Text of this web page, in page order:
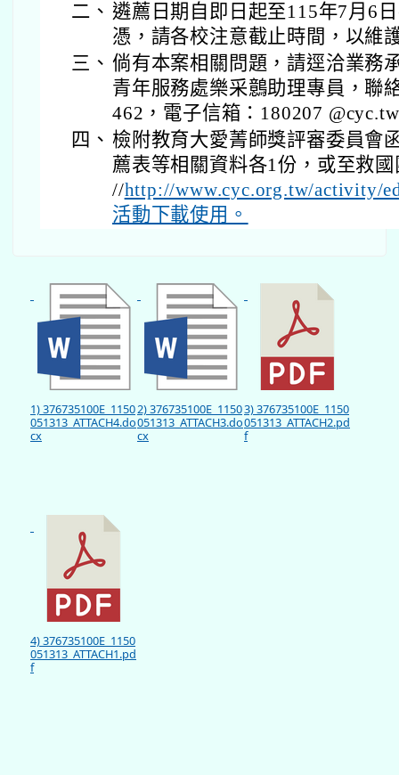
二、 遴薦日期自即日起至115年7月6
憑，請各校注意截止時間，以維
三、 倘有本案相關問題，請逕洽業務
青年服務處樂采鷾助理專員，聯
462，電子信箱：180207
四、 檢附教育大愛菁師獎評審委員會
薦表等相關資料各1份，或至救
//http://www.cyc.org.tw/activity/
活動下載使用。
1) 376735100E_1150
051313_ATTACH4.do
cx
2) 376735100E_1150
051313_ATTACH3.do
cx
3) 376735100E_1150
051313_ATTACH2.pd
f
4) 376735100E_1150
051313_ATTACH1.pd
f